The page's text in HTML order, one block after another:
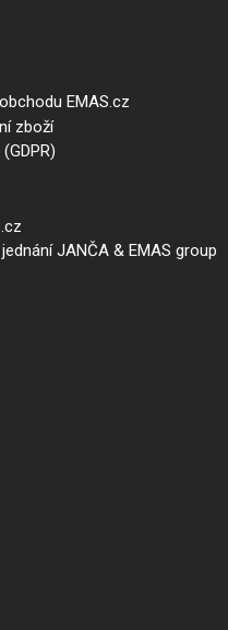
EMAS.cz
zboží
JANČA & EMAS group